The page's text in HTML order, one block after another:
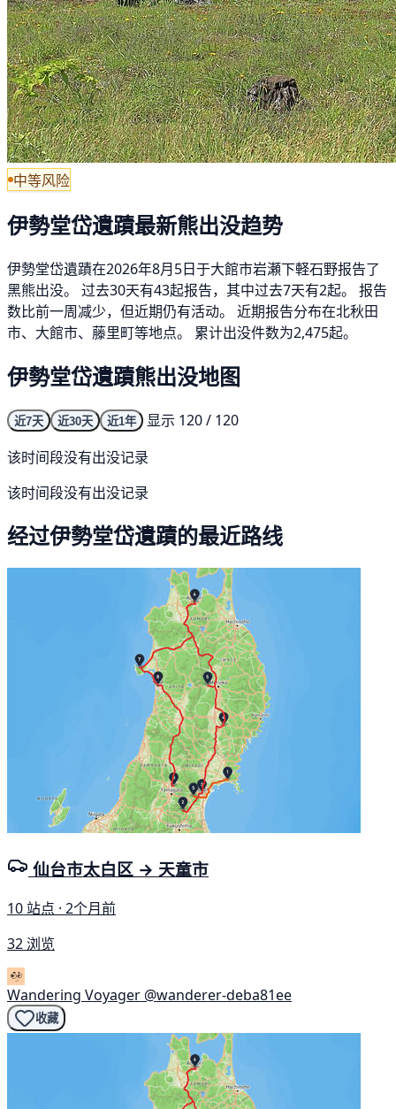
中等风险
伊勢堂岱遺蹟最新熊出没趋势
伊勢堂岱遺蹟在2026年8月5日于大館市岩瀬下軽石野报告了
黑熊出没。 过去30天有43起报告，其中过去7天有2起。 报告
数比前一周减少，但近期仍有活动。 近期报告分布在北秋田
市、大館市、藤里町等地点。 累计出没件数为2,475起。
伊勢堂岱遺蹟熊出没地图
近7天 近30天 近1年
显示 120 / 120
该时间段没有出没记录
该时间段没有出没记录
经过伊勢堂岱遺蹟的最近路线
仙台市太白区 → 天童市
10 站点 · 2个月前
32 浏览
Wandering Voyager @wanderer-deba81ee
收藏